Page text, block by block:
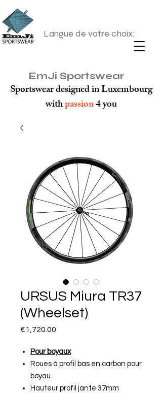
Langue de votre choix:
EmJi Sportswear
Sportswear designed in Luxembourg
withpassion4 you
URSUS Miura TR37
(Wheelset)
€1,720.00
Pour boyaux
Roues à profil bas en carbon pour
boyau
Hauteur profil jante 37mm